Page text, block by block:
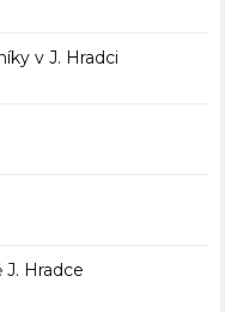
v J. Hradci
Hradce